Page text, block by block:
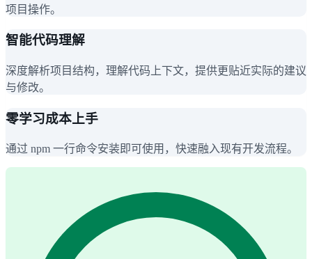
项目操作。
智能代码理解
深度解析项目结构，理解代码上下文，提供更贴近实际的建议
与修改。
零学习成本上手
通过 npm 一行命令安装即可使用，快速融入现有开发流程。